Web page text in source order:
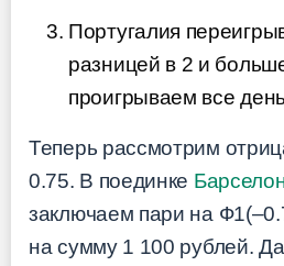
Португалия
разницей в 2 и
проигрываем все
Теперь рассмотрим
0.75. В поединке
заключаем пари на
на сумму 1 100 рублей.